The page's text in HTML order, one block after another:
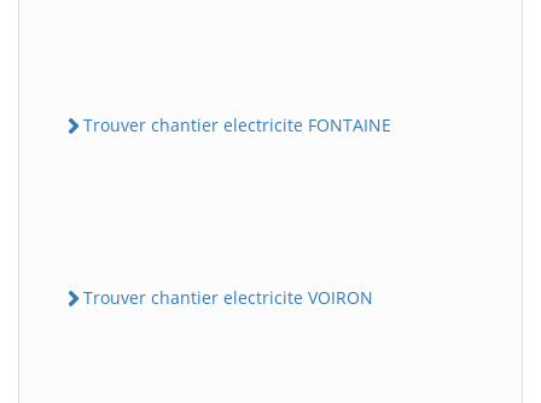
Trouver chantier electricite FONTAINE
Trouver chantier electricite VOIRON